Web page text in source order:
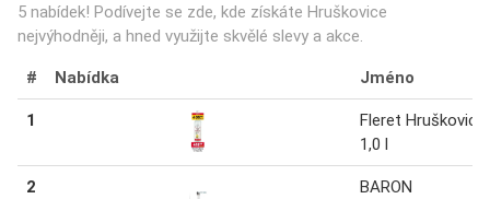
5 nabídek! Podívejte se zde, kde získáte Hruškovice
nejvýhodněji, a hned využijte skvělé slevy a akce.
# Nabídka Jméno
1
Fleret Hruškovice
1,0 l
2
BARON